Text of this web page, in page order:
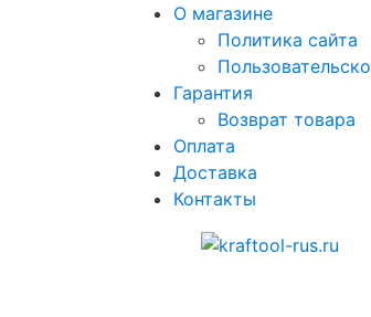
О магазине
Политика сайта
Гарантия
Возврат товара
Оплата
Доставка
Контакты